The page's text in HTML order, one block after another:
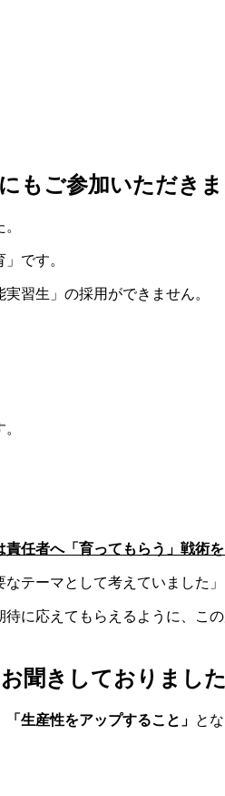
もご参加いただき
です。
習生」の採用ができません。
任者へ「育ってもらう」戦術
テーマとして考えていました」
に応えてもらえるように、こ
聞きしておりました
生産性をアップすること」 と